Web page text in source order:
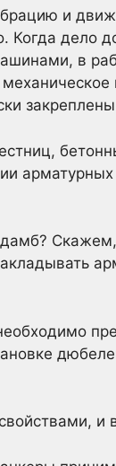
и
Когда дело
в
арматурных
и